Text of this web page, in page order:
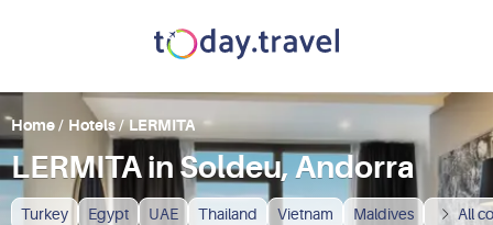
Turkey Egypt UAE Thailand Vietnam Maldives All
Home/ Hotels/ LERMITA
LERMITA in Soldeu, Andorra